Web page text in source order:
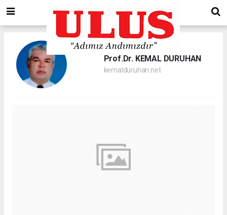
Prof.Dr. KEMAL DURUHAN
kemalduruhan.net